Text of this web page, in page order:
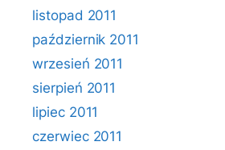
listopad 2011
październik 2011
wrzesień 2011
sierpień 2011
lipiec 2011
czerwiec 2011